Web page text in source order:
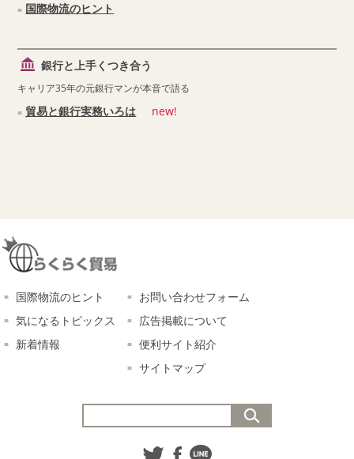
国際物流のヒント
銀行と上手くつき合う
キャリア35年の元銀行マンが本音で語る
貿易と銀行実務いろは new!
国際物流のヒント
気になるトピックス
新着情報
お問い合わせフォーム
広告掲載について
便利サイト紹介
サイトマップ